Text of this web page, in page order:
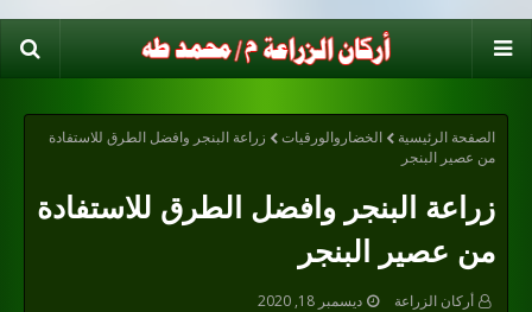
الصفحة الرئيسية الخضاروالورقيات
زراعة البنجر وافضل الطرق للاستفادة
من عصير البنجر
زراعة البنجر وافضل الطرق للاستفادة
من عصير البنجر
أركان الزراعة ديسمبر 18, 2020